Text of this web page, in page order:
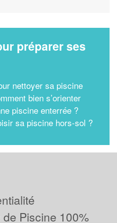
préparer ses
nettoyer sa piscine
bien s’orienter
piscine enterrée ?
sa piscine hors-sol ?
Piscine 100%